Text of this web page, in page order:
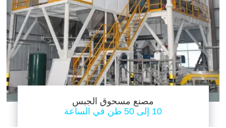
مصنع مسحوق الجبس
10 إلى 50 طن في الساعة